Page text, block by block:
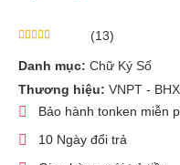
(13)
Danh mục: Chữ Ký Số
Thương hiệu: VNPT -
Bảo hành tonken miễn
10 Ngày đổi trả